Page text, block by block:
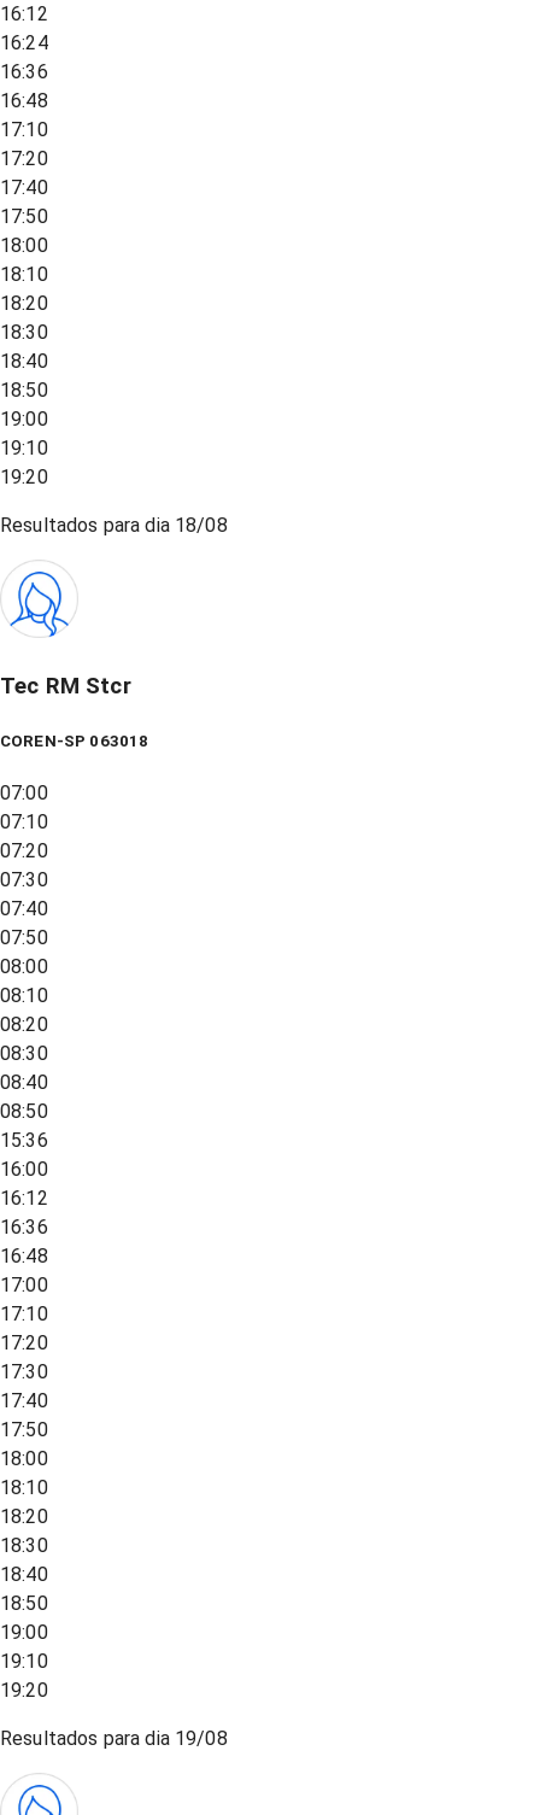
16:12
16:24
16:36
16:48
17:10
17:20
17:40
17:50
18:00
18:10
18:20
18:30
18:40
18:50
19:00
19:10
19:20
Resultados para dia 18/08
Tec RM Stcr
COREN-SP 063018
07:00
07:10
07:20
07:30
07:40
07:50
08:00
08:10
08:20
08:30
08:40
08:50
15:36
16:00
16:12
16:36
16:48
17:00
17:10
17:20
17:30
17:40
17:50
18:00
18:10
18:20
18:30
18:40
18:50
19:00
19:10
19:20
Resultados para dia 19/08